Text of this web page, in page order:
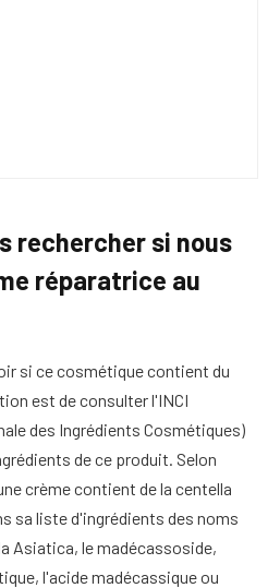
rechercher si nous
réparatrice au
si ce cosmétique contient du
est de consulter l'INCI
des Ingrédients Cosmétiques)
de ce produit. Selon
crème contient de la centella
sa liste d'ingrédients des noms
Asiatica, le madécassoside,
l'acide madécassique ou